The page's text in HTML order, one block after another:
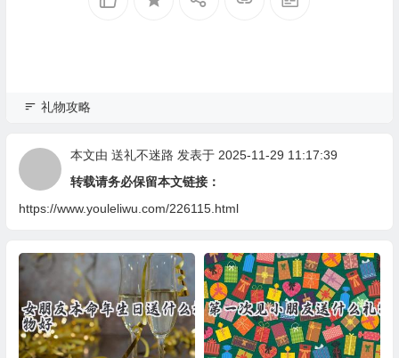
礼物攻略
本文由 送礼不迷路 发表于 2025-11-29 11:17:39
转载请务必保留本文链接：
https://www.youleliwu.com/226115.html